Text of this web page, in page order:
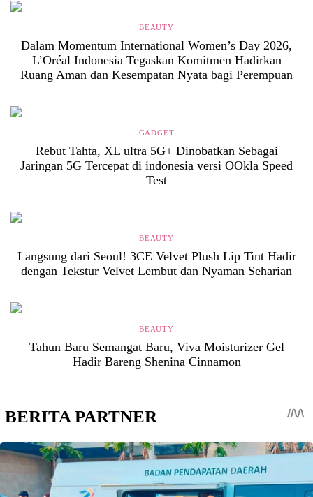
BEAUTY
Dalam Momentum International Women’s Day 2026,
L’Oréal Indonesia Tegaskan Komitmen Hadirkan
Ruang Aman dan Kesempatan Nyata bagi Perempuan
GADGET
Rebut Tahta, XL ultra 5G+ Dinobatkan Sebagai
Jaringan 5G Tercepat di indonesia versi OOkla Speed
Test
BEAUTY
Langsung dari Seoul! 3CE Velvet Plush Lip Tint Hadir
dengan Tekstur Velvet Lembut dan Nyaman Seharian
BEAUTY
Tahun Baru Semangat Baru, Viva Moisturizer Gel
Hadir Bareng Shenina Cinnamon